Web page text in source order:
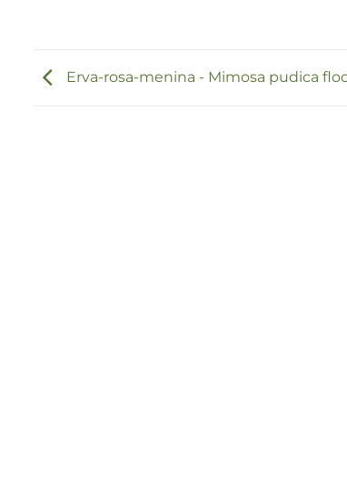
Erva-rosa-menina - Mimosa pudica